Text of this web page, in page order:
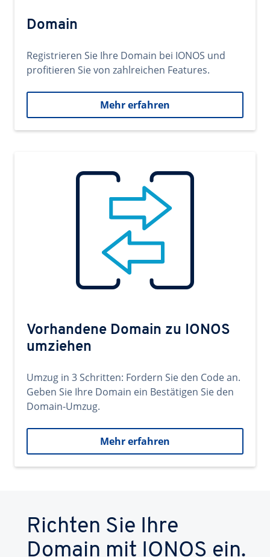
Domain
Registrieren Sie Ihre Domain bei IONOS und
profitieren Sie von zahlreichen Features.
Mehr erfahren
Vorhandene Domain zu IONOS
umziehen
Umzug in 3 Schritten: Fordern Sie den Code an.
Geben Sie Ihre Domain ein Bestätigen Sie den
Domain-Umzug.
Mehr erfahren
Richten Sie Ihre
Domain mit IONOS ein.